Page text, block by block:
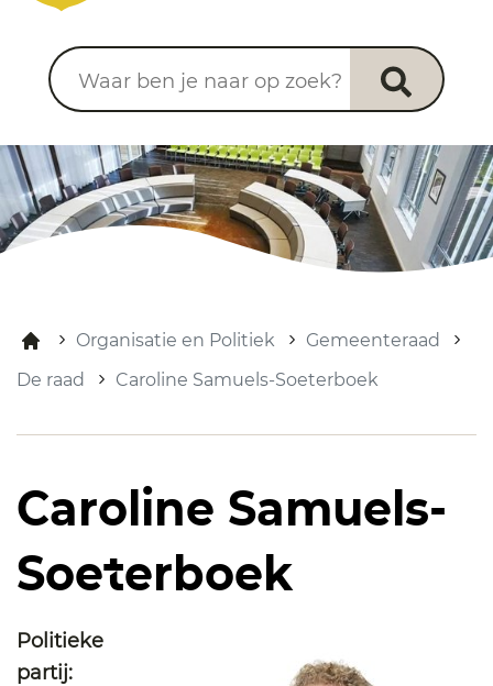
Waar ben je naar op zoek?
Organisatie en Politiek
Gemeenteraad
De raad
Caroline Samuels-Soeterboek
Caroline Samuels-
Soeterboek
Politieke
partij: